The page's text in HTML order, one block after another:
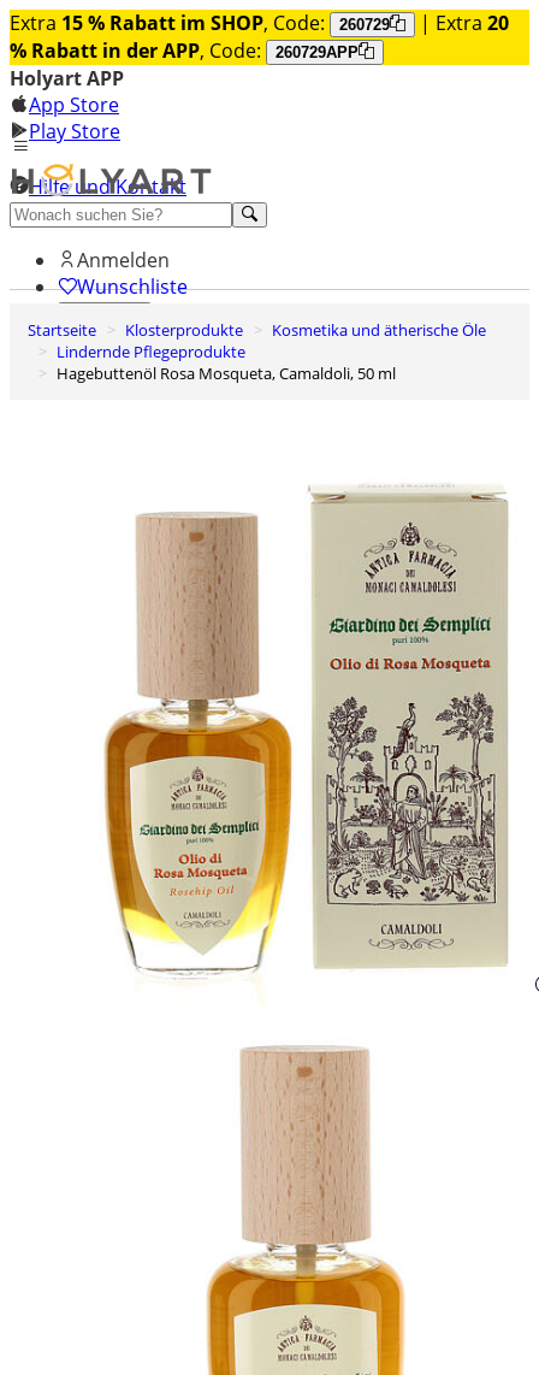
Extra 15 % Rabatt im SHOP, Code: 260729 | Extra 20
% Rabatt in der APP, Code: 260729APP
Holyart APP
App Store
Play Store
Hilfe und Kontakt
Entdecken Sie Premium
Anmelden
Wunschliste
0
Warenkorb
Startseite Klosterprodukte
Kosmetika und ätherische Öle
Lindernde Pflegeprodukte
Hagebuttenöl Rosa Mosqueta, Camaldoli, 50 ml